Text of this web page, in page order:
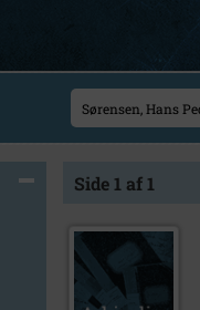
Side 1 af 1